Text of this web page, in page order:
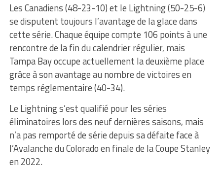
Les Canadiens (48-23-10) et le Lightning (50-25-6)
se disputent toujours l’avantage de la glace dans
cette série. Chaque équipe compte 106 points à une
rencontre de la fin du calendrier régulier, mais
Tampa Bay occupe actuellement la deuxième place
grâce à son avantage au nombre de victoires en
temps réglementaire (40-34).
Le Lightning s’est qualifié pour les séries
éliminatoires lors des neuf dernières saisons, mais
n’a pas remporté de série depuis sa défaite face à
l’Avalanche du Colorado en finale de la Coupe Stanley
en 2022.